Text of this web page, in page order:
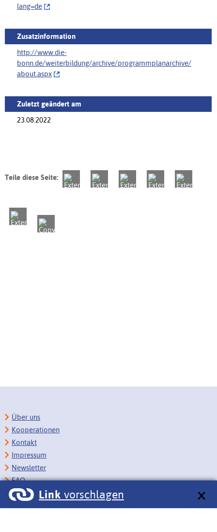
lang=de
Zusatzinformation
http://www.die-
bonn.de/weiterbildung/archive/programmplanarchive/‌
about.aspx
Zuletzt geändert am
23.08.2022
Teile diese Seite:
Link vorschlagen
Über uns
Kooperationen
Kontakt
Impressum
Newsletter
FAQ
Copyright